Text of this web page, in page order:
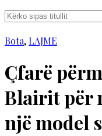
Bota,LAJME
Çfarë
Blairit për
një model